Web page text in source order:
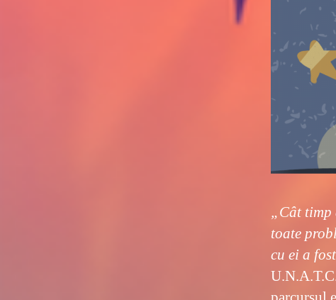
„Cât timp
toate
cu ei a